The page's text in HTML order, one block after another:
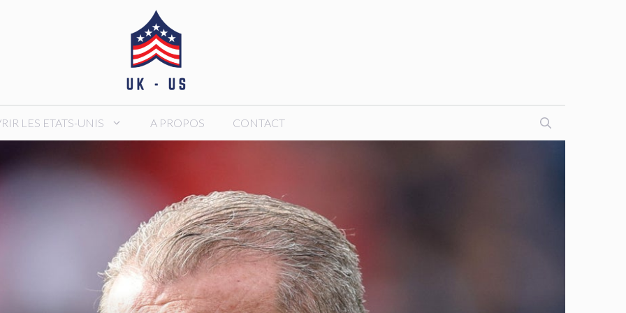
LES ETATS-UNIS A PROPOS CONTACT